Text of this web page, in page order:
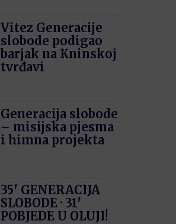
Vitez Generacije
slobode podigao
barjak na Kninskoj
tvrđavi
Generacija slobode
– misijska pjesma
i himna projekta
35′ GENERACIJA
SLOBODE · 31′
POBJEDE U OLUJI!